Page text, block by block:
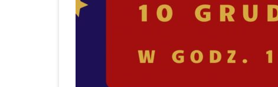
NABÓR NA STANOWISKO
PRZEDSZKOLNYM W